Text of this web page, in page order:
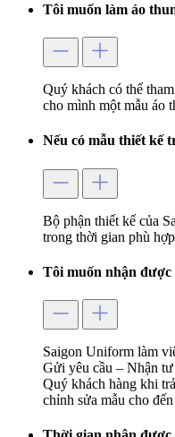
Tôi muốn làm áo
Quý khách có thể
cho mình một mẫu áo
Nếu có mẫu thiết kế
Bộ phận thiết kế của
trong thời gian phù
Tôi muốn nhận được
Saigon Uniform làm
Gửi yêu cầu – Nhận
Quý khách hàng khi
chỉnh sửa mẫu cho